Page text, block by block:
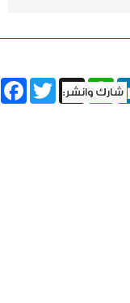
Twitter X
WhatsApp